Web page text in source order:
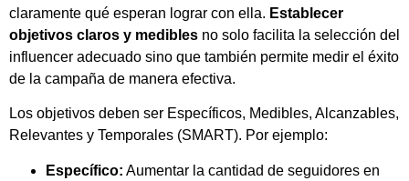
claramente qué esperan lograr con ella. Establecer
objetivos claros y medibles no solo facilita la selección del
influencer adecuado sino que también permite medir el éxito
de la campaña de manera efectiva.
Los objetivos deben ser Específicos, Medibles, Alcanzables,
Relevantes y Temporales (SMART). Por ejemplo:
Específico: Aumentar la cantidad de seguidores en